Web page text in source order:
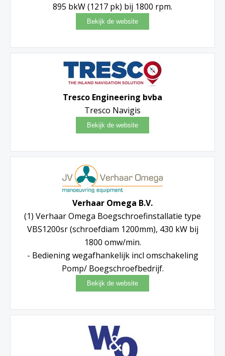
895 bkW (1217 pk) bij 1800 rpm.
Tresco Engineering bvba
Tresco Navigis
Verhaar Omega B.V.
(1) Verhaar Omega Boegschroefinstallatie type
VBS1200sr (schroefdiam 1200mm), 430 kW bij
1800 omw/min.
- Bediening wegafhankelijk incl omschakeling
Pomp/ Boegschroefbedrijf.